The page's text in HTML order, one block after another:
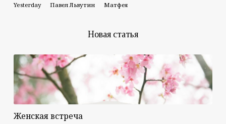
Yesterday Павел Львутин Матфея
Новая статья
Женская встреча